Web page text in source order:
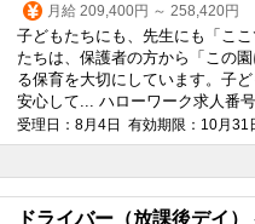
月給 209,400円 ～ 258,420円
子どもたちにも、先生にも「こ
たちは、保護者の方から「この
る保育を大切にしています。子
安心して... ハローワーク求人番
受理日：8月4日 有効期限：10月31
ドライバー（放課後デイ）